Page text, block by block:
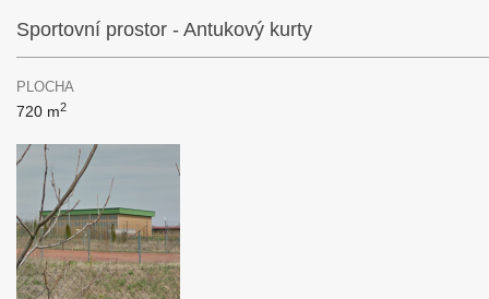
Sportovní prostor - Antukový kurty
PLOCHA
720 m2